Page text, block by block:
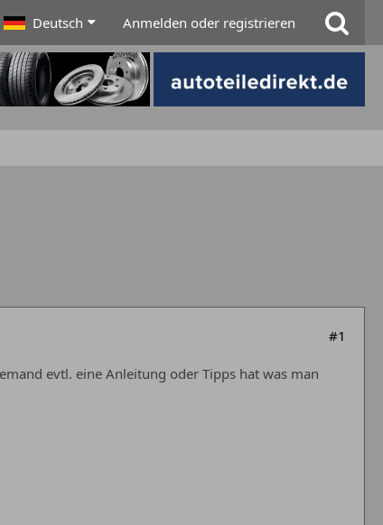
Deutsch Anmelden oder registrieren
#1
evtl. eine Anleitung oder Tipps hat was man